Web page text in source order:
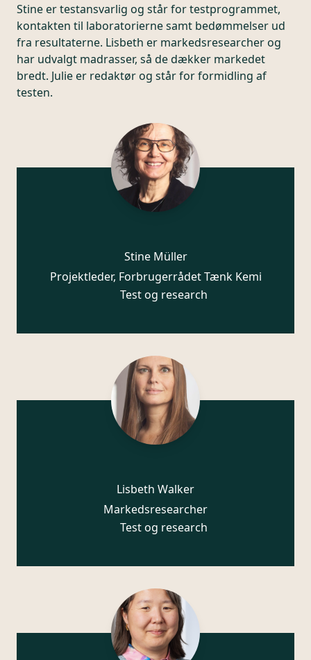
Stine er testansvarlig og står for testprogrammet,
kontakten til laboratorierne samt bedømmelser ud
fra resultaterne. Lisbeth er markedsresearcher og
har udvalgt madrasser, så de dækker markedet
bredt. Julie er redaktør og står for formidling af
testen.
Stine Müller
Projektleder, Forbrugerrådet Tænk Kemi
Test og research
Lisbeth Walker
Markedsresearcher
Test og research